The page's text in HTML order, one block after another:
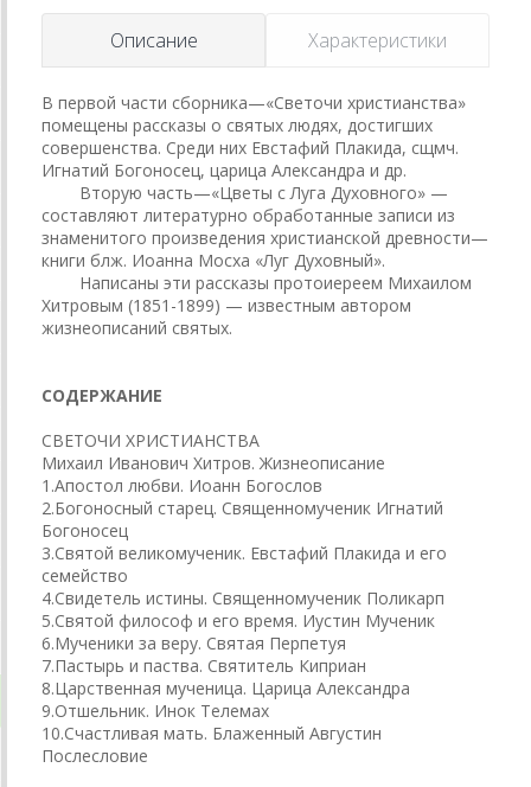
Описание Характеристики
В первой части сборника—«Светочи христианства»
помещены рассказы о святых людях, достигших
совершенства. Среди них Евстафий Плакида, сщмч.
Игнатий Богоносец, царица Александра и др.
Вторую часть—«Цветы с Луга Духовного» —
составляют литературно обработанные записи из
знаменитого произведения христианской древности—
книги блж. Иоанна Мосха «Луг Духовный».
Написаны эти рассказы протоиереем Михаилом
Хитровым (1851-1899) — известным автором
жизнеописаний святых.
СОДЕРЖАНИЕ
СВЕТОЧИ ХРИСТИАНСТВА
Михаил Иванович Хитров. Жизнеописание
1.Апостол любви. Иоанн Богослов
2.Богоносный старец. Священномученик Игнатий
Богоносец
3.Святой великомученик. Евстафий Плакида и его
семейство
4.Свидетель истины. Священномученик Поликарп
5.Святой философ и его время. Иустин Мученик
6.Мученики за веру. Святая Перпетуя
7.Пастырь и паства. Святитель Киприан
8.Царственная мученица. Царица Александра
9.Отшельник. Инок Телемах
10.Счастливая мать. Блаженный Августин
Послесловие